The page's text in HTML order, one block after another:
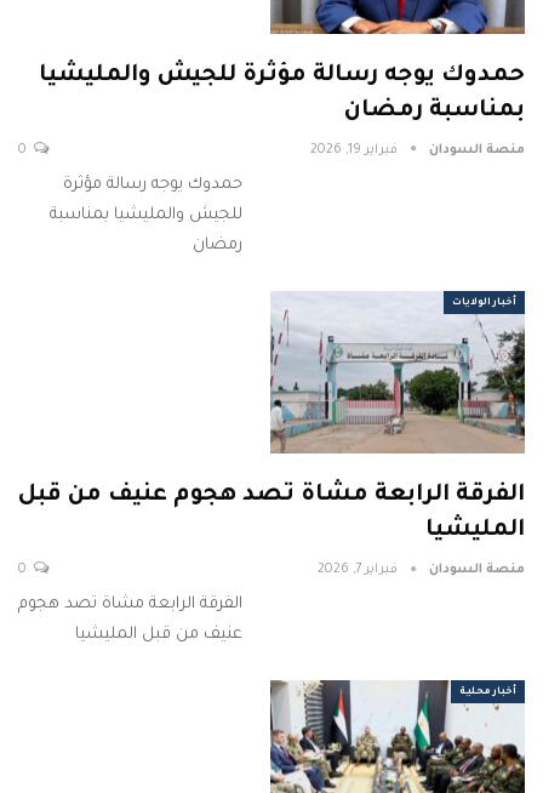
حمدوك يوجه رسالة مؤثرة للجيش والمليشيا
بمناسبة رمضان
منصة السودان فبراير 19, 2026
حمدوك يوجه رسالة مؤثرة
للجيش والمليشيا بمناسبة
رمضان
أخبار الولايات
الفرقة الرابعة مشاة تصد هجوم عنيف من قبل
المليشيا
منصة السودان فبراير 7, 2026
الفرقة الرابعة مشاة تصد هجوم
عنيف من قبل المليشيا
أخبار محلية